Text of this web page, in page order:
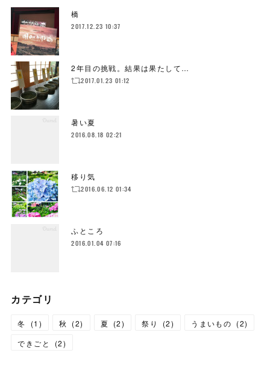
橋
2017.12.23 10:37
2年目の挑戦。結果は果たして…
2017.01.23 01:12
暑い夏
2016.08.18 02:21
移り気
2016.06.12 01:34
ふところ
2016.01.04 07:16
カテゴリ
冬 (1 ) 秋 (2) 夏 (2) 祭り (2) うまいもの (2)
できごと
(2)